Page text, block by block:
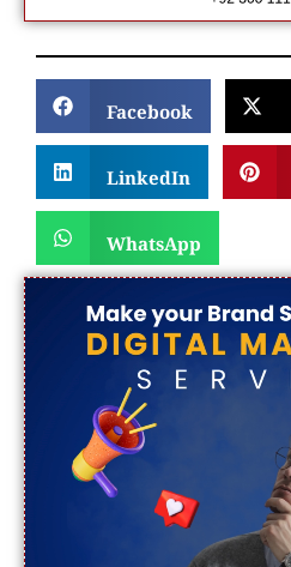
Facebook
LinkedIn
WhatsApp